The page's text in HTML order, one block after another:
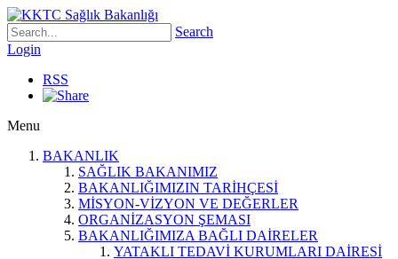
Search
Login
RSS
Menu
BAKANLIK
SAĞLIK BAKANIMIZ
BAKANLIĞIMIZIN TARİHÇESİ
MİSYON-VİZYON VE DEĞERLER
ORGANİZASYON ŞEMASI
BAKANLIĞIMIZA BAĞLI DAİRELER
YATAKLI TEDAVİ KURUMLARI DAİRESİ